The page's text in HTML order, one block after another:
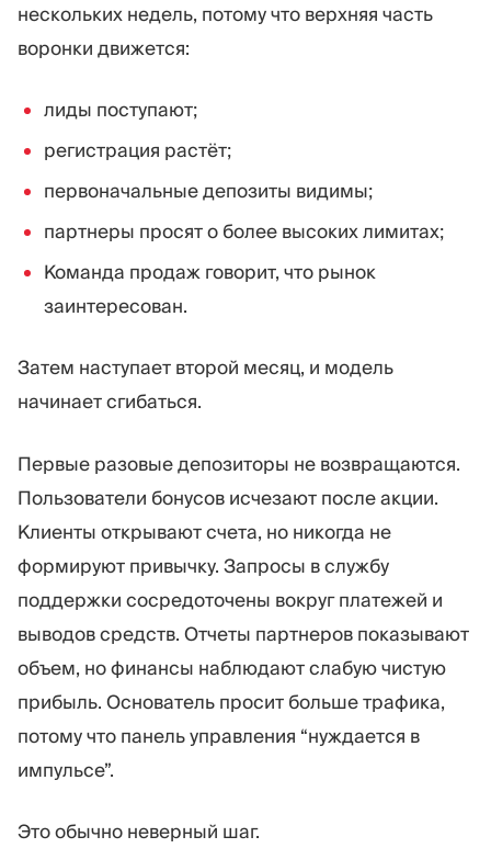
нескольких недель, потому что верхняя часть
воронки движется:
лиды поступают;
регистрация растёт;
первоначальные депозиты видимы;
партнеры просят о более высоких лимитах;
Команда продаж говорит, что рынок
заинтересован.
Затем наступает второй месяц, и модель
начинает сгибаться.
Первые разовые депозиторы не возвращаются.
Пользователи бонусов исчезают после акции.
Клиенты открывают счета, но никогда не
формируют привычку. Запросы в службу
поддержки сосредоточены вокруг платежей и
выводов средств. Отчеты партнеров показывают
объем, но финансы наблюдают слабую чистую
прибыль. Основатель просит больше трафика,
потому что панель управления “нуждается в
импульсе”.
Это обычно неверный шаг.